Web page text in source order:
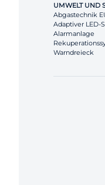
UMWELT UND
Abgastechnik
Adaptiver LED-
Alarmanlage
Warndreieck